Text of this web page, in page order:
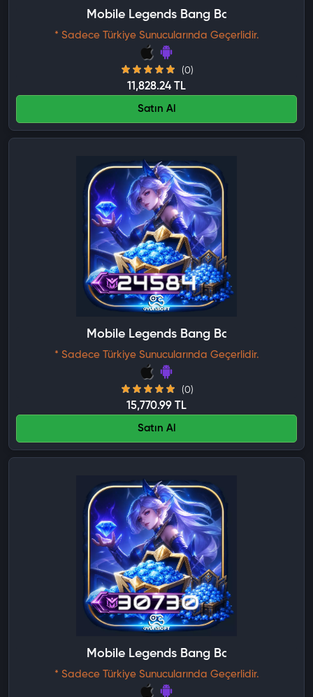
Mobile Legends Bang Bang 18438
* Sadece Türkiye Sunucularında Geçerlidir.
(0)
11,828.24 TL
Satın Al
Mobile Legends Bang Bang 24584
* Sadece Türkiye Sunucularında Geçerlidir.
(0)
15,770.99 TL
Satın Al
Mobile Legends Bang Bang 30730
* Sadece Türkiye Sunucularında Geçerlidir.